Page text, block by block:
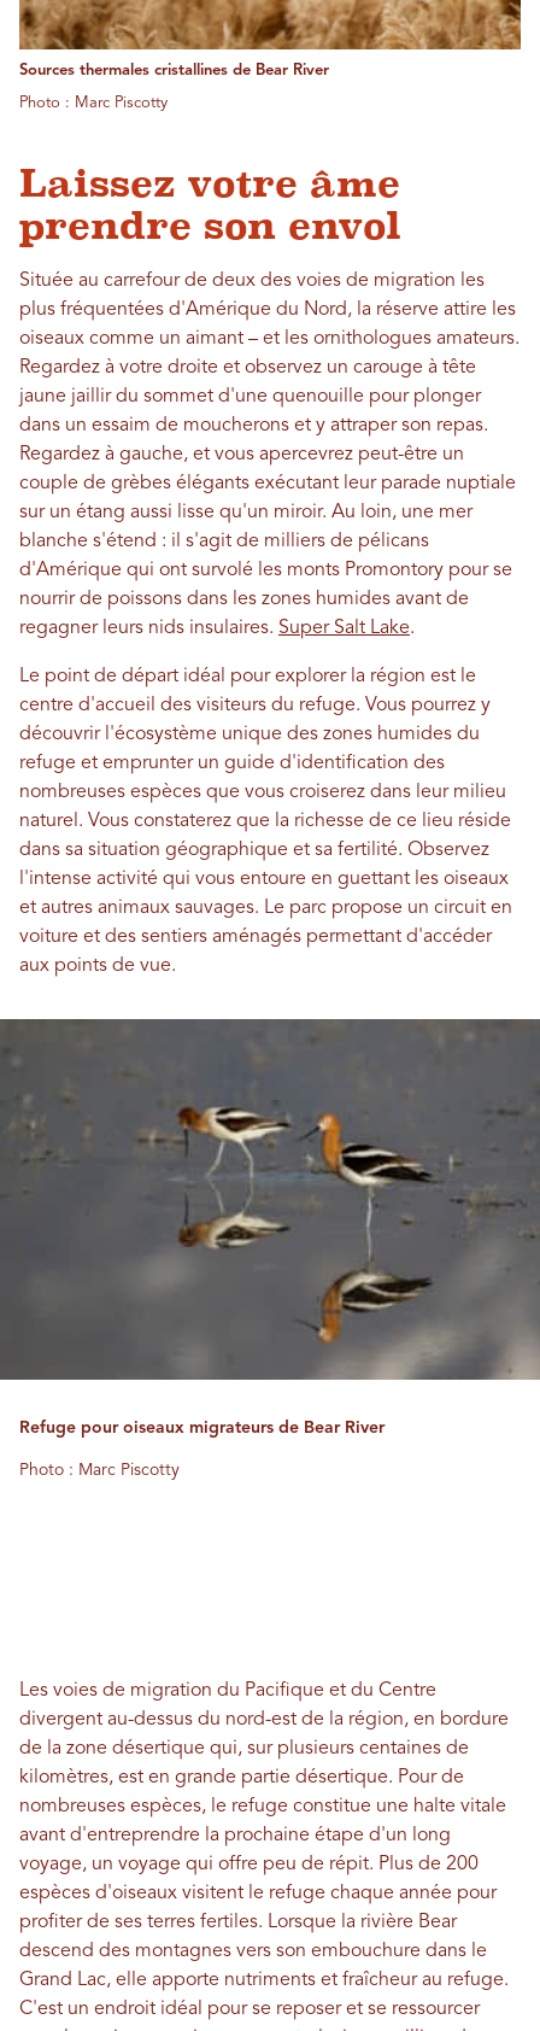
Sources thermales cristallines de Bear River
Photo : Marc Piscotty
Laissez votre âme
prendre son envol
Située au carrefour de deux des voies de migration les
plus fréquentées d'Amérique du Nord, la réserve attire les
oiseaux comme un aimant – et les ornithologues amateurs.
Regardez à votre droite et observez un carouge à tête
jaune jaillir du sommet d'une quenouille pour plonger
dans un essaim de moucherons et y attraper son repas.
Regardez à gauche, et vous apercevrez peut-être un
couple de grèbes élégants exécutant leur parade nuptiale
sur un étang aussi lisse qu'un miroir. Au loin, une mer
blanche s'étend : il s'agit de milliers de pélicans
d'Amérique qui ont survolé les monts Promontory pour se
nourrir de poissons dans les zones humides avant de
regagner leurs nids insulaires. Super Salt Lake.
Le point de départ idéal pour explorer la région est le
centre d'accueil des visiteurs du refuge. Vous pourrez y
découvrir l'écosystème unique des zones humides du
refuge et emprunter un guide d'identification des
nombreuses espèces que vous croiserez dans leur milieu
naturel. Vous constaterez que la richesse de ce lieu réside
dans sa situation géographique et sa fertilité. Observez
l'intense activité qui vous entoure en guettant les oiseaux
et autres animaux sauvages. Le parc propose un circuit en
voiture et des sentiers aménagés permettant d'accéder
aux points de vue.
Refuge pour oiseaux migrateurs de Bear River
Photo : Marc Piscotty
Les voies de migration du Pacifique et du Centre
divergent au-dessus du nord-est de la région, en bordure
de la zone désertique qui, sur plusieurs centaines de
kilomètres, est en grande partie désertique. Pour de
nombreuses espèces, le refuge constitue une halte vitale
avant d'entreprendre la prochaine étape d'un long
voyage, un voyage qui offre peu de répit. Plus de 200
espèces d'oiseaux visitent le refuge chaque année pour
profiter de ses terres fertiles. Lorsque la rivière Bear
descend des montagnes vers son embouchure dans le
Grand Lac, elle apporte nutriments et fraîcheur au refuge.
C'est un endroit idéal pour se reposer et se ressourcer